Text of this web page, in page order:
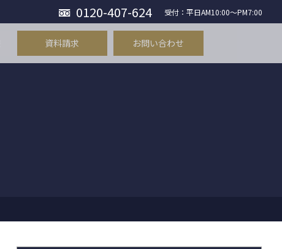
資料請求 お問い合わせ
0120-407-624 受付：平日AM10:00〜PM7:00